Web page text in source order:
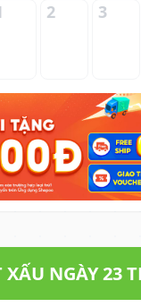
2 3
XẤU NGÀY 23